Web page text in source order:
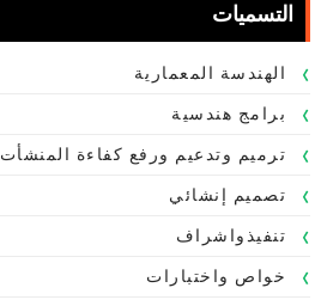
التسميات
الهندسة المعمارية
برامج هندسية
ترميم وتدعيم ورفع كفاءة المنشأت
تصميم إنشائي
تنفيذواشراف
خواص واختبارات